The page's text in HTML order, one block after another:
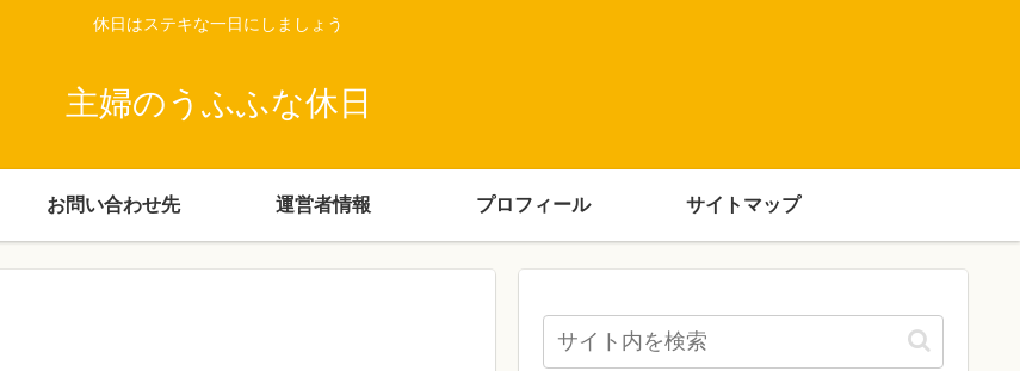
休日はステキな一日にしましょう
主婦のうふふな休日
お問い合わせ先 運営者情報 プロフィール サイトマップ